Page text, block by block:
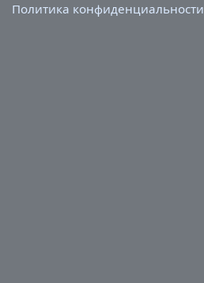
Политика конфиденциальности